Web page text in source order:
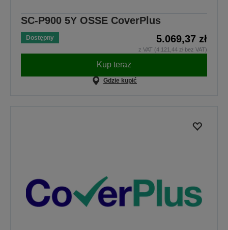
SC-P900 5Y OSSE CoverPlus
Dostępny 5.069,37 zł
z VAT (4.121,44 zł bez VAT)
Kup teraz
Gdzie kupić